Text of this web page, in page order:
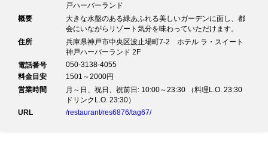
※20:00以降のご来店、5名様以上のご利用については直接店舗へお問い合
わせください。
※2020年4月以降、グラン・ブルーは喫煙目的室として営業いたします。
ディナータイムの未成年、妊娠中の方のご利用はご遠慮いただいておりま
すので、予めご了承ください。
※本予約は「ラウンジ＆バー グラン・ブルー（ホテル ラ・スイート神戸ハ
ーバーランド2F）」のものです。
姉妹施設「ラウンジ＆テラス ル・オーシャン（ラ・スイート神戸オーシャ
ンズガーデン1F）」とお間違いのなきようご注意ください。
戸ハーバーランド
概要
大きな水盤のある緑あふれる美しいガーデンに面し、都
会にいながらリゾート気分を味わっていただけます。
住所
兵庫県神戸市中央区波止場町7-2 ホテル ラ・スイート
神戸ハーバーランド 2F
電話番号
050-3138-4055
料金目安
1501～2000円
営業時間
月～日、祝日、祝前日: 10:00～23:30 （料理L.O. 23:30
ドリンクL.O. 23:30）
URL
/restaurant/res6876/tag67/